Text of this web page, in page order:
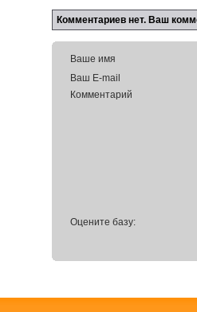
Комментариев нет. Ваш
Ваше имя
Ваш E-mail
Комментарий
Оцените базу: